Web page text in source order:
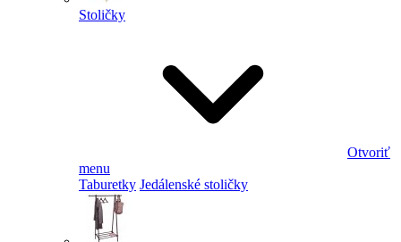
Stoličky
Otvoriť
menu
Taburetky Jedálenské stoličky